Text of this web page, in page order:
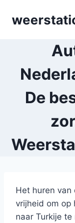
De
Het huren
vrijheid om op
naar Turkije